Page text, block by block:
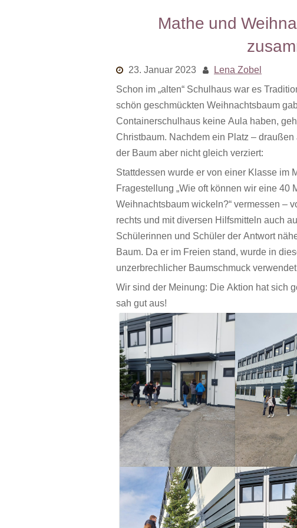
Mathe und
23. Januar 2023
Lena Zobel
Schon im „alten“ Schulhaus war es
schön geschmückten Weihnachtsbaum
Containerschulhaus keine Aula haben,
Christbaum. Nachdem ein Platz –
der Baum aber nicht gleich verziert:
Stattdessen wurde er von einer Klasse im
Fragestellung „Wie oft können wir eine 40
Weihnachtsbaum wickeln?“ vermessen –
rechts und mit diversen Hilfsmitteln auch
Schülerinnen und Schüler der Antwort
Baum. Da er im Freien stand, wurde in
unzerbrechlicher Baumschmuck
Wir sind der Meinung: Die Aktion hat sich
sah gut aus!